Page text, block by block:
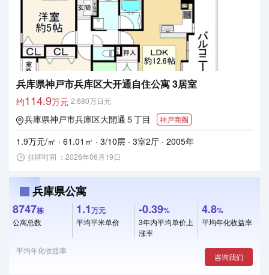
兵库県神戸市兵库区大开通自住公寓 3居室
约114.9万元 2,680万日元
兵庫県神戸市兵庫区大開通５丁目 神戸商圈
1.9万元/㎡ · 61.01㎡ · 3/10层 · 3室2厅 · 2005年
挂牌时间 ：2026年06月19日
兵庫県公寓
8747栋
公寓总数
1.1万元
平均平米单价
-0.39%
3年内平均单价上
涨率
4.8%
平均年化收益率
平均年化收益率
咨询我们